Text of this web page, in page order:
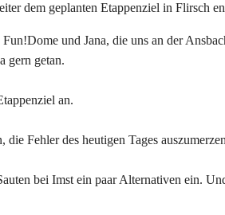
dem geplanten Etappenziel in Flirsch
Dome und Jana, die uns an der
gern getan.
an.
Fehler des heutigen Tages
bei Imst ein paar Alternativen ein.